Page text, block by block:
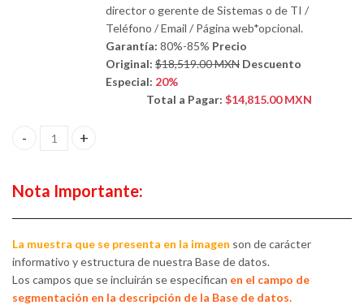
director o gerente de Sistemas o de TI /
Teléfono / Email / Página web*opcional.
Garantía: 80%-85% Precio
Original: $18,519.00 MXN Descuento
Especial: 20%
Total a Pagar: $14,815.00 MXN
*Empresas medianas y grandes a Nivel Nacional. *Empresas en
Nota Importante:
La muestra que se presenta en la imagen son de carácter
informativo y estructura de nuestra Base de datos.
Los campos que se incluirán se especifican en el campo de
segmentación en la descripción de la Base de datos.